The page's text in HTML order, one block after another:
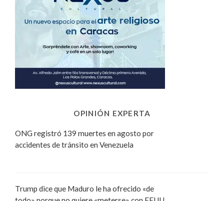
OPINIÓN EXPERTA
ONG registró 139 muertes en agosto por
accidentes de tránsito en Venezuela
Trump dice que Maduro le ha ofrecido «de